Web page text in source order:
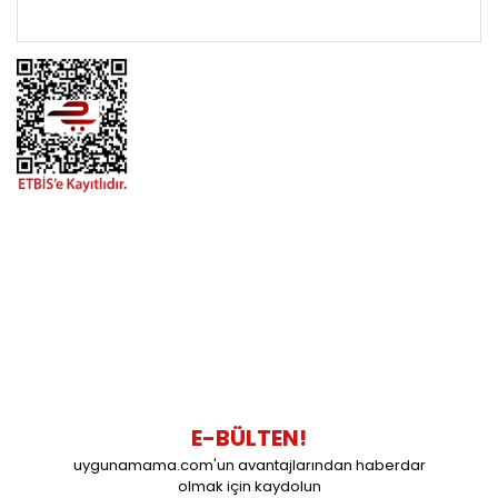
E-BÜLTEN!
uygunamama.com'un avantajlarından haberdar
olmak için kaydolun